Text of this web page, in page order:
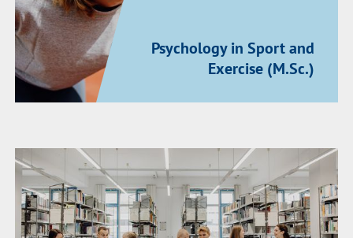
Psychology in Sport and
Exercise (M.Sc.)